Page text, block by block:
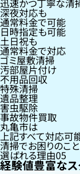
迅速かつ丁寧な清
深夜対応も
通常料金で可能
日時指定も可能
土日祝も
通常料金で対応
ゴミ屋敷清掃
汚部屋片付け
不用品回収
特殊清掃
遺品整理
害虫駆除
事故物件買取
丸亀市は
上記すべて対応可能
清掃でお困りのこ
選ばれる理由05
経験値豊富な